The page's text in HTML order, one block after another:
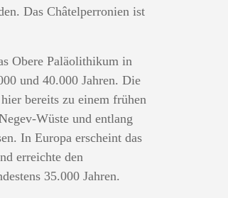
Das Châtelperronien ist
Obere Paläolithikum in
und 40.000 Jahren. Die
bereits zu einem frühen
Wüste und entlang
In Europa erscheint das
erreichte den
35.000 Jahren.